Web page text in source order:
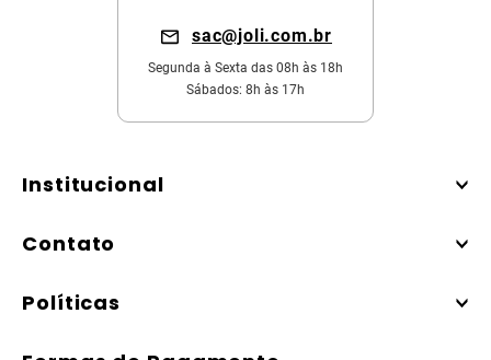
sac@joli.com.br
Segunda à Sexta das 08h às 18h
Sábados: 8h às 17h
Institucional
Contato
Políticas